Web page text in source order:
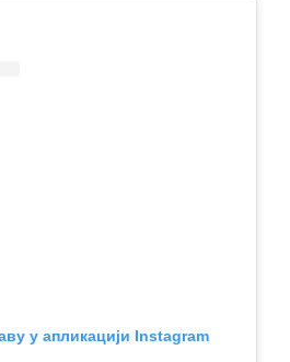
у апликацији Instagram